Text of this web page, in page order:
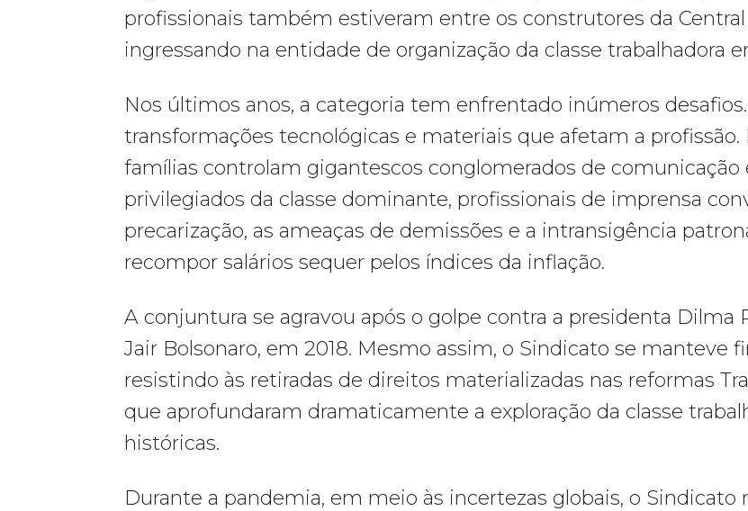
profissionais também estiveram entre os construtores da Central
ingressando na entidade de organização da classe trabalhadora
Nos últimos anos, a categoria tem enfrentado inúmeros
transformações tecnológicas e materiais que afetam a
famílias controlam gigantescos conglomerados de
privilegiados da classe dominante, profissionais de imprensa
precarização, as ameaças de demissões e a intransigência
recompor salários sequer pelos índices da inflação.
A conjuntura se agravou após o golpe contra a presidenta Dilma
Jair Bolsonaro, em 2018. Mesmo assim, o Sindicato se manteve
resistindo às retiradas de direitos materializadas nas reformas
que aprofundaram dramaticamente a exploração da classe
históricas.
Durante a pandemia, em meio às incertezas globais, o Sindicato